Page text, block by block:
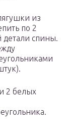
из
по 2
детали спины.
2 белых